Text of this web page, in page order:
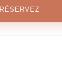
RÉSERVEZ